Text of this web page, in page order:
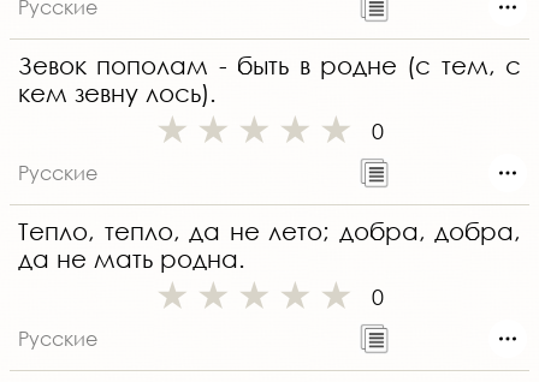
Русские
Зевок пополам - быть в родне (с тем, с
кем зевну лось).
0
Русские
Тепло, тепло, да не лето; добра, добра,
да не мать родна.
0
Русские